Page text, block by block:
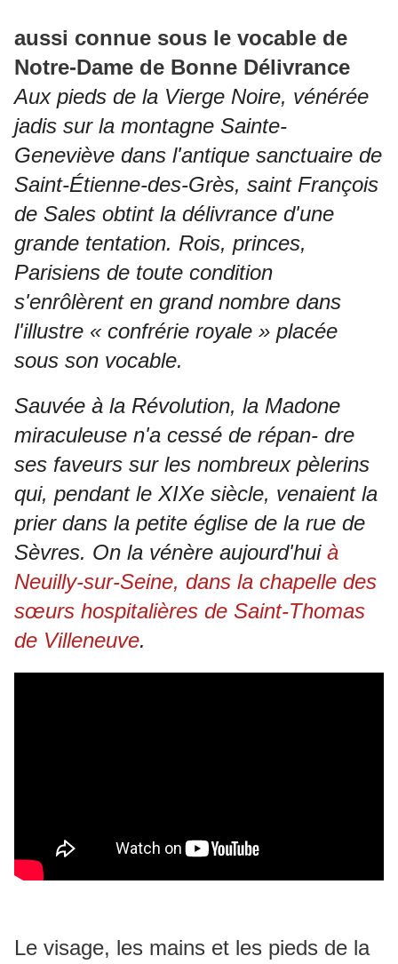
aussi connue sous le vocable de
Notre-Dame de Bonne Délivrance
Aux pieds de la Vierge Noire, vénérée
jadis sur la montagne Sainte-
Geneviève dans l'antique sanctuaire de
Saint-Étienne-des-Grès, saint François
de Sales obtint la délivrance d'une
grande tentation. Rois, princes,
Parisiens de toute condition
s'enrôlèrent en grand nombre dans
l'illustre « confrérie royale » placée
sous son vocable.
Sauvée à la Révolution, la Madone
miraculeuse n'a cessé de répan- dre
ses faveurs sur les nombreux pèlerins
qui, pendant le XIXe siècle, venaient la
prier dans la petite église de la rue de
Sèvres. On la vénère aujourd'hui à
Neuilly-sur-Seine, dans la chapelle des
sœurs hospitalières de Saint-Thomas
de Villeneuve.
Le visage, les mains et les pieds de la